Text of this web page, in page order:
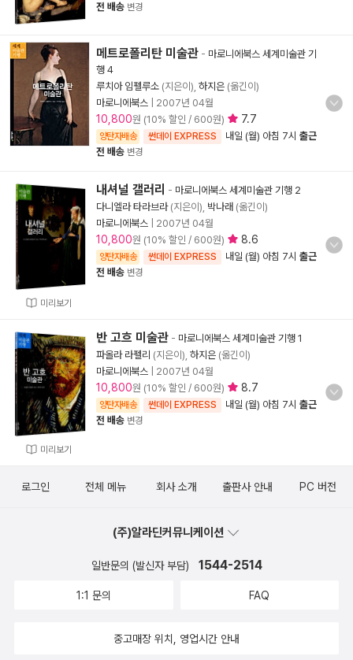
전 배송 변경
메트로폴리탄 미술관 - 마로니에북스 세계미술관 기
행 4
루치아 임펠루소 (지은이), 하지은 (옮긴이)
마로니에북스
2007년 04월
10,800원 (10% 할인 / 600원) 7.7
양탄자배송 썬데이 EXPRESS 내일 (월) 아침 7시 출근
전 배송 변경
미리보기
내셔널 갤러리 - 마로니에북스 세계미술관 기행 2
다니엘라 타라브라(지은이), 박나래 (옮긴이)
마로니에북스
2007년 04월
10,800원 (10% 할인 / 600원) 8.6
양탄자배송 썬데이 EXPRESS 내일 (월) 아침 7시 출근
전 배송 변경
미리보기
반 고흐 미술관 - 마로니에북스 세계미술관 기행 1
파올라 라펠리 (지은이), 하지은 (옮긴이)
마로니에북스
2007년 04월
10,800원 (10% 할인 / 600원) 8.7
양탄자배송 썬데이 EXPRESS 내일 (월) 아침 7시 출근
전 배송 변경
로그인 전체 메뉴 회사 소개 출판사 안내 PC 버전
(주)알라딘커뮤니케이션
일반문의 (발신자 부담) 1544-2514
1:1 문의 FAQ
중고매장 위치, 영업시간 안내